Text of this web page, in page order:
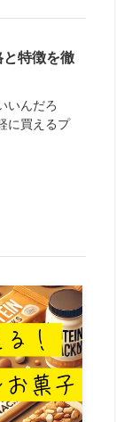
特徴を徹
いんだろ
に買えるプ